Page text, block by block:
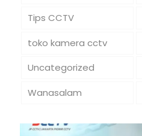
Tips CCTV
toko kamera cctv
Uncategorized
Wanasalam